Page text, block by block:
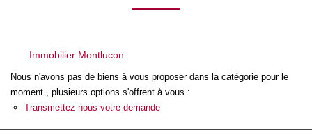
NOTRE AGENCE
Qui Sommes-Nous
Créer une alerte
Immobilier Montlucon
Nous n'avons pas de biens à vous proposer dans la catégorie pour le
moment , plusieurs options s'offrent à vous :
Transmettez-nous votre demande